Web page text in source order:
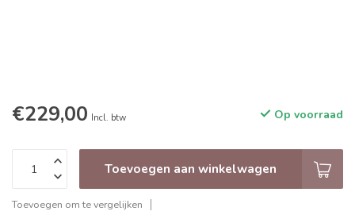
€229,00 Incl. btw Op voorraad
Toevoegen aan winkelwagen
Toevoegen om te vergelijken